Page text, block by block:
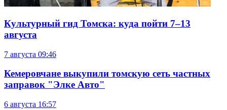
Культурный гид Томска: куда пойти 7–13
августа
7 августа 09:46
Кемеровчане выкупили томскую сеть частных
заправок "Элке Авто"
6 августа 16:57